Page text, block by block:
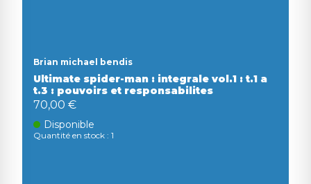
Brian michael bendis
Ultimate spider-man : integrale vol.1 : t.1 a
t.3 : pouvoirs et responsabilites
70,00 €
Disponible
Quantité en stock : 1